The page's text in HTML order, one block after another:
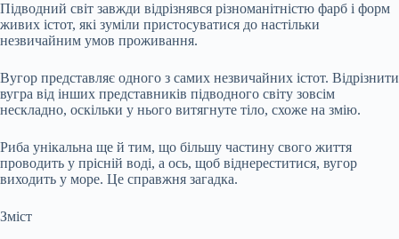
Підводний світ завжди відрізнявся різноманітністю фарб і форм
живих істот, які зуміли пристосуватися до настільки
незвичайним умов проживання.
Вугор представляє одного з самих незвичайних істот. Відрізнити
вугра від інших представників підводного світу зовсім
нескладно, оскільки у нього витягнуте тіло, схоже на змію.
Риба унікальна ще й тим, що більшу частину свого життя
проводить у прісній воді, а ось, щоб віднереститися, вугор
виходить у море. Це справжня загадка.
Зміст